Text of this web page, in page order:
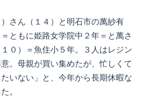
さん（１４）と明石市の萬紗有
ともに姫路女学院中２年＝と萬さ
０）＝魚住小５年。３人はレジン
。母親が買い集めたが、忙しくて
いない」と、今年から長期休暇な
。